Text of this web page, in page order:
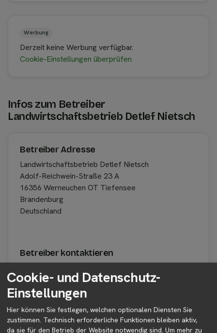
Werbung
Derzeit keine Werbung verfügbar.
Cookie-Einstellungen überprüfen
Infos zum Betreiber
Landwirtschaftsbetrieb Detlef Nietsch
Betreiber Adresse
Landwirtschaftsbetrieb Detlef Nietsch
Adolf-Reichwein-Straße 23 A
16356 Werneuchen OT Tiefensee
Brandenburg
Deutschland
Betreiber kontaktieren
Informationen zum Betreiber und
Kontaktmöglichkeiten.
👤︎ Profilseite
Cookie- und Datenschutz-
Einstellungen
Hier können Sie festlegen, welchen optionalen Diensten Sie
zustimmen. Technisch erforderliche Funktionen bleiben aktiv,
da sie für den Betrieb der Website notwendig sind. Um mehr zu